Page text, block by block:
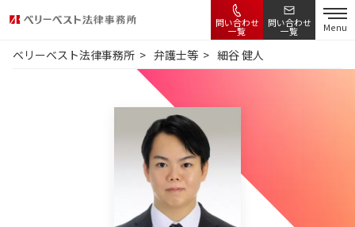
問い合わせ
一覧
問い合わせ
一覧 Menu
ベリーベスト法律事務所 弁護士等 細谷 健人